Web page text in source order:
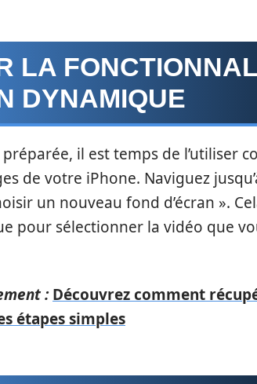
LA
DYNAMIQUE
il est temps de l’utiliser
de votre iPhone. Naviguez
un nouveau fond d’écran ».
pour sélectionner la vidéo que
: Découvrez comment
étapes simples